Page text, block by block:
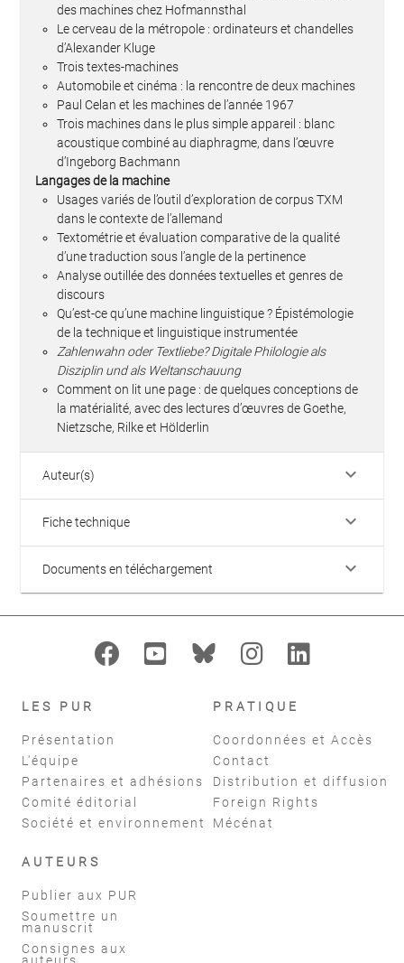
des machines chez Hofmannsthal
Le cerveau de la métropole : ordinateurs et chandelles
d’Alexander Kluge
Trois textes-machines
Automobile et cinéma : la rencontre de deux machines
Paul Celan et les machines de l’année 1967
Trois machines dans le plus simple appareil : blanc
acoustique combiné au diaphragme, dans l’œuvre
d’Ingeborg Bachmann
Langages de la machine
Usages variés de l’outil d’exploration de corpus TXM
dans le contexte de l’allemand
Textométrie et évaluation comparative de la qualité
d’une traduction sous l’angle de la pertinence
Analyse outillée des données textuelles et genres de
discours
Qu’est-ce qu’une machine linguistique ? Épistémologie
de la technique et linguistique instrumentée
Zahlenwahn oder Textliebe? Digitale Philologie als
Disziplin und als Weltanschauung
Comment on lit une page : de quelques conceptions de
la matérialité, avec des lectures d’œuvres de Goethe,
Nietzsche, Rilke et Hölderlin
Auteur(s) keyboard_arrow_down
Fiche technique keyboard_arrow_down
Documents en téléchargement keyboard_arrow_down
LES PUR
Présentation
L'équipe
Partenaires et adhésions
Comité éditorial
Société et environnement
PRATIQUE
Coordonnées et Accès
Contact
Distribution et diffusion
Foreign Rights
Mécénat
AUTEURS
Publier aux PUR
Soumettre un
manuscrit
Consignes aux
auteurs